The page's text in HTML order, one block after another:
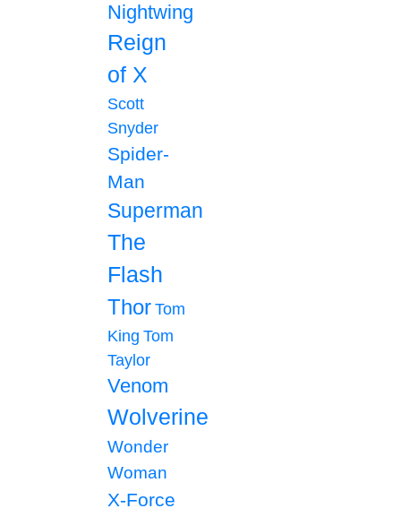
Nightwing
Reign
of X
Scott
Snyder
Spider-
Man
Superman
The
Flash
Thor Tom
King Tom
Taylor
Venom
Wolverine
Wonder
Woman
X-Force